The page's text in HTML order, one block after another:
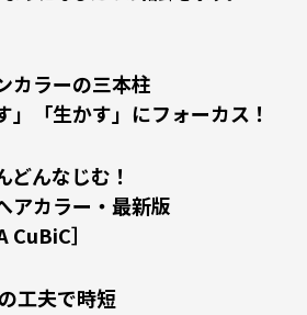
カラーの三本柱
」「生かす」にフォーカス！
どんなじむ！
アカラー・最新版
］
工夫で時短